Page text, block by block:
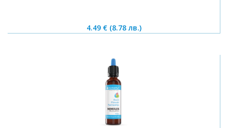
4.49 € (8.78 лв.)